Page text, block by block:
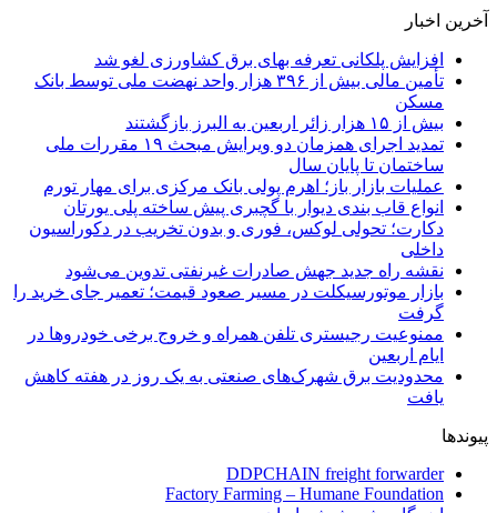
آخرین اخبار
افزایش پلکانی تعرفه بهای برق کشاورزی لغو شد
تأمین مالی بیش از ۳۹۶ هزار واحد نهضت ملی توسط بانک
مسکن
بیش از ۱۵ هزار زائر اربعین به البرز بازگشتند
تمدید اجرای همزمان دو ویرایش مبحث ۱۹ مقررات ملی
ساختمان تا پایان سال
عملیات بازار باز؛ اهرم پولی بانک مرکزی برای مهار تورم
انواع قاب بندی دیوار با گچبری پیش ساخته پلی یورتان
دکارت؛ تحولی لوکس، فوری و بدون تخریب در دکوراسیون
داخلی
نقشه راه جدید جهش صادرات غیرنفتی تدوین می‌شود
بازار موتورسیکلت در مسیر صعود قیمت؛ تعمیر جای خرید را
گرفت
ممنوعیت رجیستری تلفن همراه و خروج برخی خودروها در
ایام اربعین
محدودیت برق شهرک‌های صنعتی به یک روز در هفته کاهش
یافت
پیوندها
DDPCHAIN freight forwarder
Factory Farming – Humane Foundation